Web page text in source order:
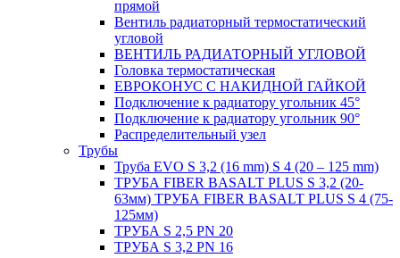
прямой
Вентиль радиаторный термостатический
угловой
ВЕНТИЛЬ РАДИАТОРНЫЙ УГЛОВОЙ
Головка термостатическая
ЕВРОКОНУС С НАКИДНОЙ ГАЙКОЙ
Подключение к радиатору угольник 45°
Подключение к радиатору угольник 90°
Распределительный узел
Трубы
Труба EVO S 3,2 (16 mm) S 4 (20 – 125 mm)
ТРУБА FIBER BASALT PLUS S 3,2 (20-
63мм) ТРУБА FIBER BASALT PLUS S 4 (75-
125мм)
ТРУБА S 2,5 PN 20
ТРУБА S 3,2 PN 16